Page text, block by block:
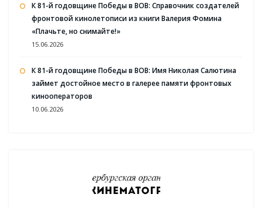
К 81-й годовщине Победы в ВОВ: Справочник создателей
фронтовой кинолетописи из книги Валерия Фомина
«Плачьте, но снимайте!»
15.06.2026
К 81-й годовщине Победы в ВОВ: Имя Николая Салютина
займет достойное место в галерее памяти фронтовых
кинооператоров
10.06.2026